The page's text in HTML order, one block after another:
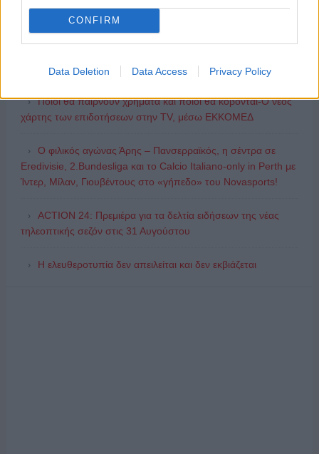
CONFIRM
Data Deletion Data Access Privacy Policy
συνδέονται οι μεταγραφές δημοσιογράφων και τα αθλητικά
δικαιώματα
Δώδεκα άδειες για περιφερειακούς σταθμούς στην Αττική
Ποιοι θα παίρνουν χρήματα και ποιοι θα κόβονται-Ο νέος
χάρτης των επιδοτήσεων στην TV, μέσω ΕΚΚΟΜΕΔ
Ο φιλικός αγώνας Άρης – Πανσερραϊκός, η σέντρα σε
Eredivisie, 2.Bundesliga και το Calcio Italiano-only in Perth με
Ίντερ, Μίλαν, Γιουβέντους στο «γήπεδο» του Novasports!
ACTION 24: Πρεμιέρα για τα δελτία ειδήσεων της νέας
τηλεοπτικής σεζόν στις 31 Αυγούστου
Η ελευθεροτυπία δεν απειλείται και δεν εκβιάζεται